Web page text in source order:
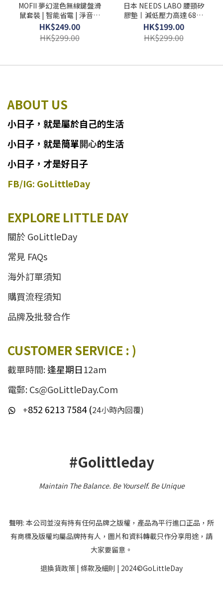
MOFII 夢幻混色無線鍵盤滑
鼠套裝 | 智能省電 | 淨音按
鍵 | 無線 (逢星期日截單後
7-14個工作天發貨)
HK$249.00
HK$299.00
日本 NEEDS LABO 腰頸矽
膠墊丨減低壓力高達 68%
丨肩頸痛 (逢星期日截單後
7-14個工作天發貨)
HK$199.00
HK$299.00
ABOUT US
小日子 ， 就是屬於自己的生活
小日子 ， 就是簡單開心的生活
小日子，才是好日子
FB/IG: GoLittleDay
EXPLORE LITTLE DAY
關於 GoLittleDay
常見 FAQs
海外訂單須知
購買流程須知
品牌及批發合作
CUSTOMER SERVICE : )
截單時間:逢星期日12am
電郵: Cs@GoLittleDay.Com
+852 6213 7584 (24小時內回覆)
#Golittleday
Maintain The Balance. Be Yourself.Be Unique
聲明: 本公司並沒有持有任何品牌之版權，產品為平行進口正品，所
有商標及版權均屬品牌持有人，圖片和資料轉載只作分享用途，請
大家要留意。
退換貨政策 | 條款及細則 | 2024©GoLittleDay